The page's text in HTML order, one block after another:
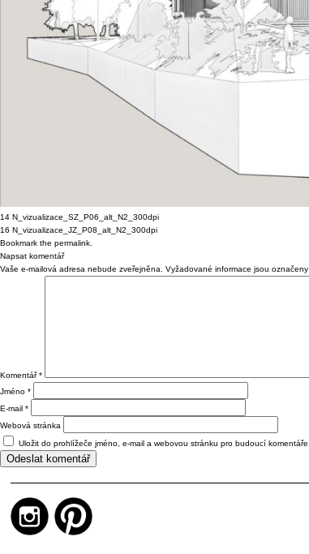
14 N_vizualizace_SZ_P06_alt_N2_300dpi
16 N_vizualizace_JZ_P08_alt_N2_300dpi
Bookmark the permalink
Napsat komentář
Vaše e-mailová adresa nebude zveřejněna.
Vyžadované informace jsou označeny
Komentář*
Jméno *
E-mail *
Webová stránka
Uložit do prohlížeče jméno, e-mail a webovou stránku pro budoucí komentáře.